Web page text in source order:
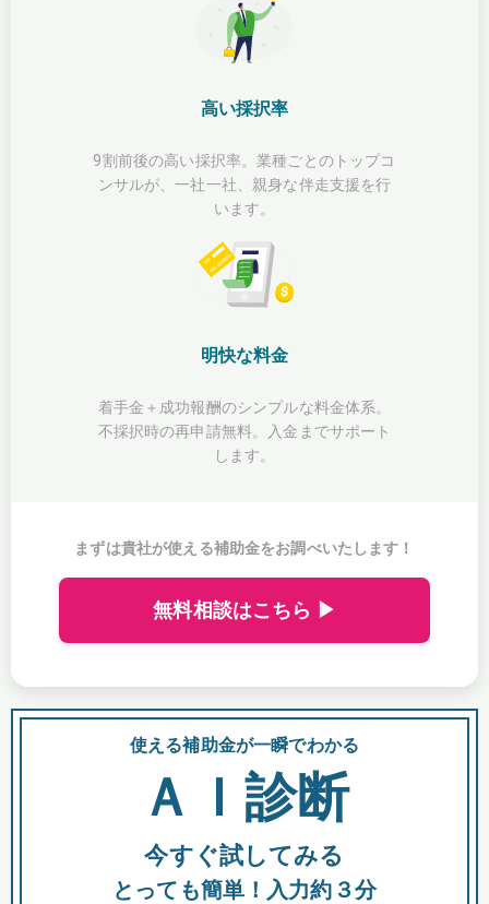
高い採択率
9割前後の高い採択率。業種ごとのトップコ
ンサルが、一社一社、親身な伴走支援を行
います。
明快な料金
着手金＋成功報酬のシンプルな料金体系。
不採択時の再申請無料。入金までサポート
します。
まずは貴社が使える補助金をお調べいたします！
無料相談はこちら ▶
使える補助金が一瞬でわかる
ＡＩ診断
今すぐ試してみる
とっても簡単！入力約３分